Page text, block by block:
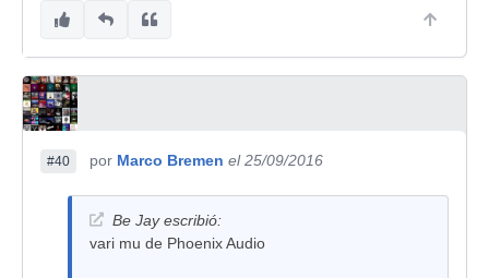
#40 por Marco Bremen el 25/09/2016
Be Jay escribió:
vari mu de Phoenix Audio